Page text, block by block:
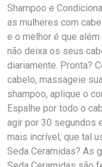
Shampoo e
as mulheres com
e o melhor é que
não deixa os seus
diariamente. Pronta?
cabelo, massageie
shampoo, aplique o
Espalhe por todo o
agir por 30 segundos
mais incrível, que tal
Seda Ceramidas? As